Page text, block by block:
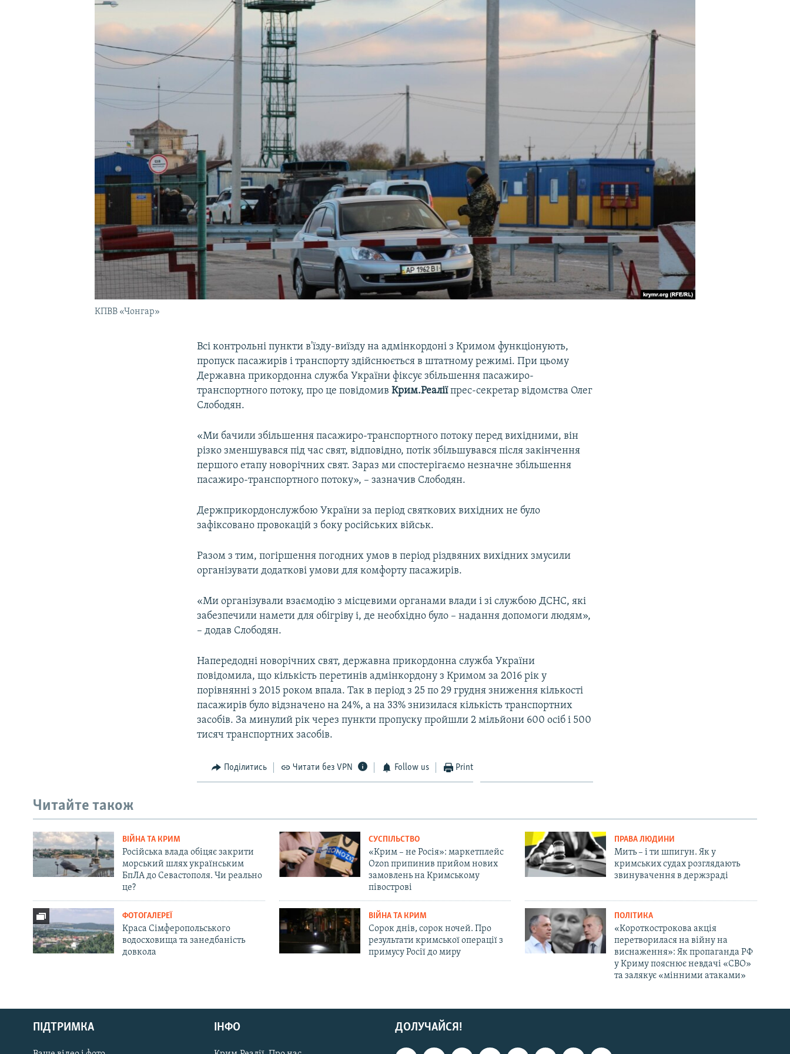
УКРАЇНСЬКА ПРОБЛЕМА КРИМУ
Русский
Qırımtatar
КПВВ «Чонгар»
Всі контрольні пункти в'їзду-виїзду на адмінкордоні з Кримом функціонують,
пропуск пасажирів і транспорту здійснюється в штатному режимі. При цьому
Державна прикордонна служба України фіксує збільшення пасажиро-
транспортного потоку, про це повідомивКрим.Реаліїпрес-секретар відомства Олег
Слободян.
«Ми бачили збільшення пасажиро-транспортного потоку перед вихідними, він
різко зменшувався під час свят, відповідно, потік збільшувався після закінчення
першого етапу новорічних свят. Зараз ми спостерігаємо незначне збільшення
пасажиро-транспортного потоку», – зазначив Слободян.
Держприкордонслужбою України за період святкових вихідних не було
зафіксовано провокацій з боку російських військ.
Разом з тим, погіршення погодних умов в період різдвяних вихідних змусили
організувати додаткові умови для комфорту пасажирів.
«Ми організували взаємодію з місцевими органами влади і зі службою ДСНС, які
забезпечили намети для обігріву і, де необхідно було – надання допомоги людям»,
– додав Слободян.
Напередодні новорічних свят, державна прикордонна служба України
повідомила, що кількість перетинів адмінкордону з Кримом за 2016 рік у
порівнянні з 2015 роком впала. Так в період з 25 по 29 грудня зниження кількості
пасажирів було відзначено на 24%, а на 33% знизилася кількість транспортних
засобів. За минулий рік через пункти пропуску пройшли 2 мільйони 600 осіб і 500
тисяч транспортних засобів.
Поділитись Читати без VPN Follow us Print
Читайте також
ВІЙНА ТА КРИМ
Російська влада обіцяє закрити
морський шлях українським
БпЛА до Севастополя. Чи реально
це?
СУСПІЛЬСТВО
«Крим – не Росія»: маркетплейс
Ozon припинив прийом нових
замовлень на Кримському
півострові
ПРАВА ЛЮДИНИ
Мить – і ти шпигун. Як у
кримських судах розглядають
звинувачення в держзраді
ФОТОГАЛЕРЕЇ
Краса Сімферопольського
водосховища та занедбаність
довкола
ВІЙНА ТА КРИМ
Сорок днів, сорок ночей. Про
результати кримської операції з
примусу Росії до миру
ПОЛІТИКА
«Короткострокова акція
перетворилася на війну на
виснаження»: Як пропаганда РФ
у Криму пояснює невдачі «СВО»
та залякує «мінними атаками»
ДОЛУЧАЙСЯ!
ПІДТРИМКА ІНФО